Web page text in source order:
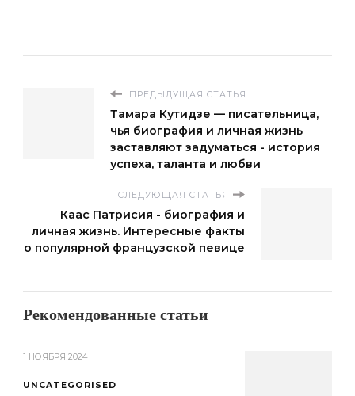
ПРЕДЫДУЩАЯ СТАТЬЯ
Тамара Кутидзе — писательница,
чья биография и личная жизнь
заставляют задуматься - история
успеха, таланта и любви
СЛЕДУЮЩАЯ СТАТЬЯ
Каас Патрисия - биография и
личная жизнь. Интересные факты
о популярной французской певице
Рекомендованные статьи
1 НОЯБРЯ 2024
UNCATEGORISED